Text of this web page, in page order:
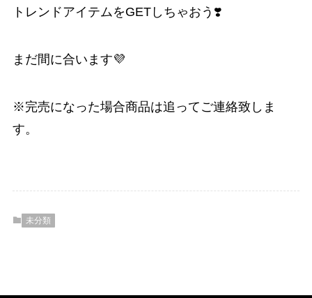
トレンドアイテムをGETしちゃおう❣️
まだ間に合います💜
※完売になった場合商品は追ってご連絡致しま
す。
未分類